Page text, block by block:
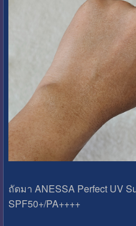
ถัดมา ANESSA Perfect UV
SPF50+/​PA++++